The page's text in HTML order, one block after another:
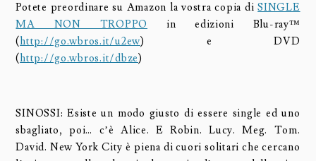
Potete preordinare su Amazon la vostra copia diSINGLE
MA NON TROPPO
in edizioni Blu-ray™
(http://go.wbros.it/u2ew) e DVD
(http://go.wbros.it/dbze)
SINOSSI: Esiste un modo giusto di essere single ed uno
sbagliato, poi… c’è Alice. E Robin. Lucy. Meg. Tom.
David. New York City è piena di cuori solitari che cercano